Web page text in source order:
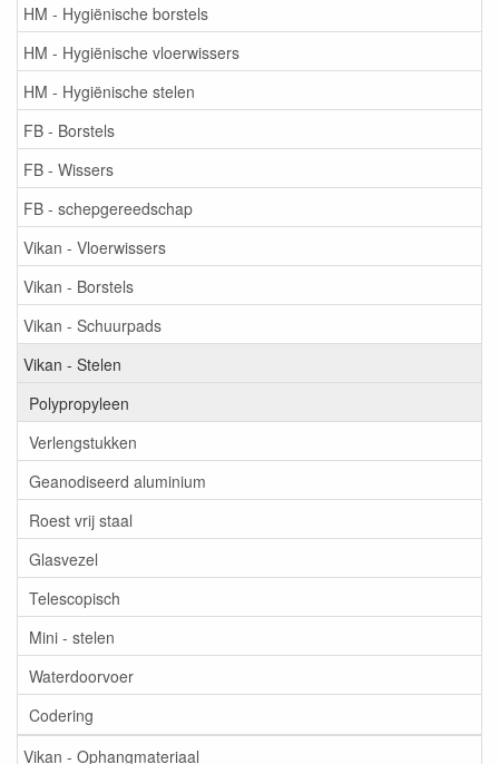
HM - Hygiënische borstels
HM - Hygiënische vloerwissers
HM - Hygiënische stelen
FB - Borstels
FB - Wissers
FB - schepgereedschap
Vikan - Vloerwissers
Vikan - Borstels
Vikan - Schuurpads
Vikan - Stelen
Polypropyleen
Verlengstukken
Geanodiseerd aluminium
Roest vrij staal
Glasvezel
Telescopisch
Mini - stelen
Waterdoorvoer
Codering
Vikan - Ophangmateriaal